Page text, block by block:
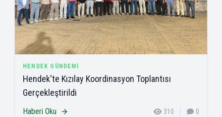
HENDEK GÜNDEMI
Hendek'te Kızılay Koordinasyon Toplantısı
Gerçekleştirildi
Haberi Oku 310 0